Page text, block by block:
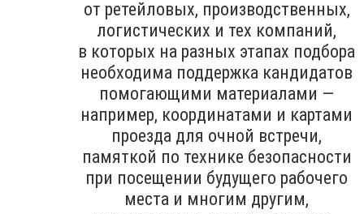
от ретейловых, производственных,
логистических и тех компаний,
в которых на разных этапах подбора
необходима поддержка кандидатов
помогающими материалами —
например, координатами и картами
проезда для очной встречи,
памяткой по технике безопасности
при посещении будущего рабочего
места и многим другим,